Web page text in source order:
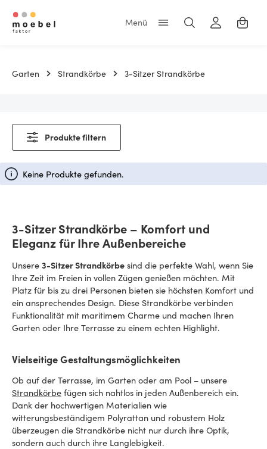
Zum Hauptinhalt springen
Garten Strandkörbe 3-Sitzer Strandkörbe
Produkte filtern
Keine Produkte gefunden.
3-Sitzer Strandkörbe – Komfort und
Eleganz für Ihre Außenbereiche
Unsere 3-Sitzer Strandkörbe sind die perfekte Wahl, wenn Sie
Ihre Zeit im Freien in vollen Zügen genießen möchten. Mit
Platz für bis zu drei Personen bieten sie höchsten Komfort und
ein ansprechendes Design. Diese Strandkörbe verbinden
Funktionalität mit maritimem Charme und machen Ihren
Garten oder Ihre Terrasse zu einem echten Highlight.
Vielseitige Gestaltungsmöglichkeiten
Ob auf der Terrasse, im Garten oder am Pool – unsere
Strandkörbe fügen sich nahtlos in jeden Außenbereich ein.
Dank der hochwertigen Materialien wie
witterungsbeständigem Polyrattan und robustem Holz
überzeugen die Strandkörbe nicht nur durch ihre Optik,
sondern auch durch ihre Langlebigkeit.